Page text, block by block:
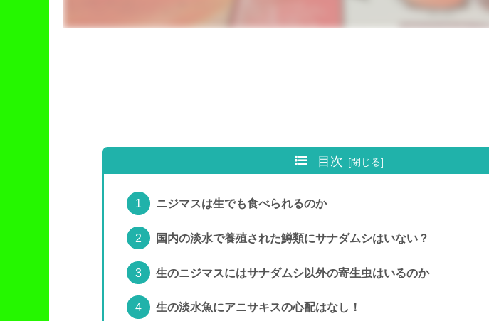
目次
ニジマスは生でも食べられるのか
国内の淡水で養殖された鱒類にサナダムシはいない？
生のニジマスにはサナダムシ以外の寄生虫はいるのか
生の淡水魚にアニサキスの心配はなし！